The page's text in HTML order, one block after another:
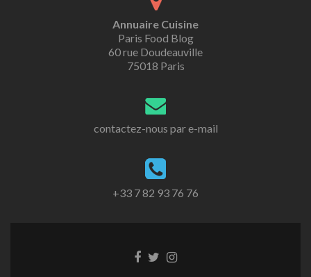
Annuaire Cuisine
Paris Food Blog
60 rue Doudeauville
75018 Paris
contactez-nous par e-mail
+33 7 82 93 76 76
Go Go Go